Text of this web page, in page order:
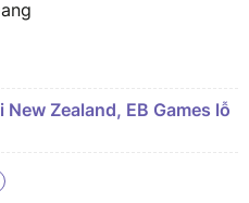
Zealand, EB Games lỗ